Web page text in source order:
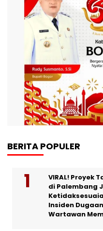
BERITA POPULER
VIRAL! Proyek
di Palembang
Insiden
Wartawan